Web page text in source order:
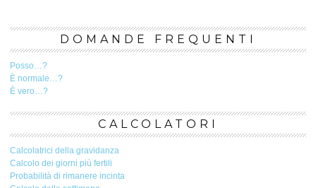
DOMANDE FREQUENTI
Posso…?
È normale…?
È vero…?
CALCOLATORI
Calcolatrici della gravidanza
Calcolo dei giorni più fertili
Probabilità di rimanere incinta